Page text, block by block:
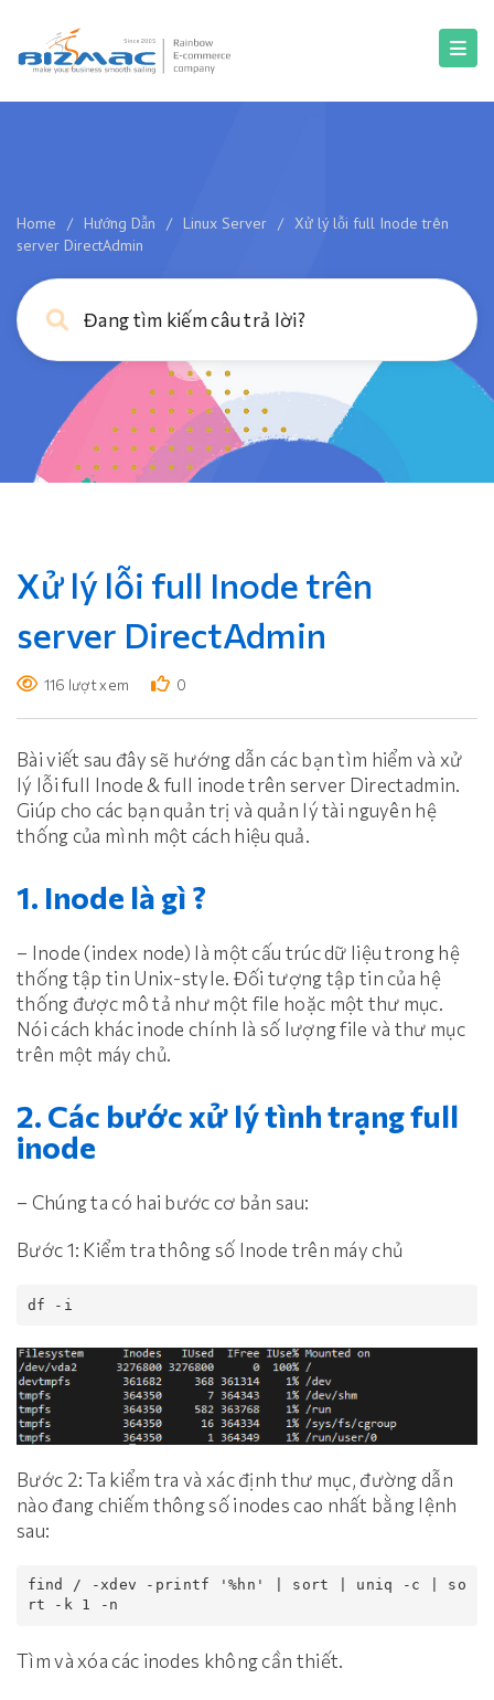
Home / Hướng Dẫn / Linux Server / Xử lý lỗi full Inode trên
server DirectAdmin
Xử lý lỗi full Inode trên
server DirectAdmin
116 lượt xem 0
Bài viết sau đây sẽ hướng dẫn các bạn tìm hiểm và xử
lý lỗi full Inode & full inode trên server Directadmin.
Giúp cho các bạn quản trị và quản lý tài nguyên hệ
thống của mình một cách hiệu quả.
1. Inode là gì ?
– Inode (index node) là một cấu trúc dữ liệu trong hệ
thống tập tin Unix-style. Đối tượng tập tin của hệ
thống được mô tả như một file hoặc một thư mục.
Nói cách khác inode chính là số lượng file và thư mục
trên một máy chủ.
2. Các bước xử lý tình trạng full
inode
– Chúng ta có hai bước cơ bản sau:
Bước 1: Kiểm tra thông số Inode trên máy chủ
df -i
Bước 2: Ta kiểm tra và xác định thư mục, đường dẫn
nào đang chiếm thông số inodes cao nhất bằng lệnh
sau:
find / -xdev -printf '%hn' | sort | uniq -c | so
rt -k 1 -n
Tìm và xóa các inodes không cần thiết.